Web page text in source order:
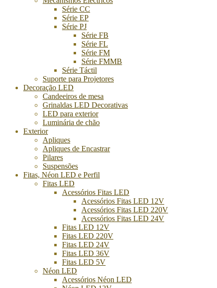
Série CC
Série EP
Série PJ
Série FB
Série FL
Série FM
Série FMMB
Série Táctil
Suporte para Projetores
Decoração LED
Candeeiros de mesa
Grinaldas LED Decorativas
LED para exterior
Luminária de chão
Exterior
Apliques
Apliques de Encastrar
Pilares
Suspensões
Fitas, Néon LED e Perfil
Fitas LED
Acessórios Fitas LED
Acessórios Fitas LED 12V
Acessórios Fitas LED 220V
Acessórios Fitas LED 24V
Fitas LED 12V
Fitas LED 220V
Fitas LED 24V
Fitas LED 36V
Fitas LED 5V
Néon LED
Acessórios Néon LED